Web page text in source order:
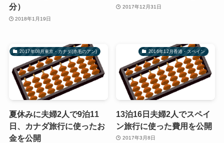
分）
2018年1月19日
2017年12月31日
2017年08月東京・カナダ(赤毛のアン)
夏休みに夫婦2人で9泊11
日、カナダ旅行に使ったお
金を公開
2016年12月香港・スペイン
13泊16日夫婦2人でスペイ
ン旅行に使った費用を公開
2017年3月8日